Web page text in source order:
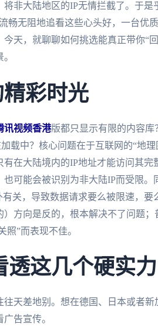
非大陆地区的IP无情拦截了。于是
畅无阻地追看这些心头好，一台优
天，就聊聊如何挑选能真正带你“
精彩时光
讯视频香港版都只显示有限的内容库
载中？核心问题在于互联网的“地
在大陆境内的IP地址才能访问其完
可能会被识别为非大陆IP而受限。
关，导致数据请求要么被限速，要
方向是反的，根本解决不了问题；
”而表现不佳。
透这几个硬实力
天差地别。想在德国、日本或者新
告宣传。